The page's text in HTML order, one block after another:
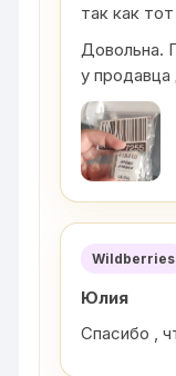
так как
Довольна.
у продавца
Wildberries
Юлия
Спасибо ,